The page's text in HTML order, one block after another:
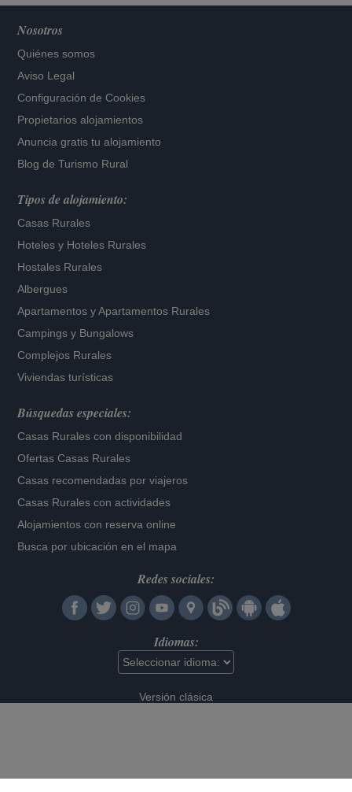
Nosotros
Quiénes somos
Aviso Legal
Configuración de Cookies
Propietarios alojamientos
Anuncia gratis tu alojamiento
Blog de Turismo Rural
Tipos de alojamiento:
Casas Rurales
Hoteles y Hoteles Rurales
Hostales Rurales
Albergues
Apartamentos yApartamentos Rurales
Campings y Bungalows
Complejos Rurales
Viviendas turísticas
Búsquedas especiales:
Casas Rurales con disponibilidad
Ofertas Casas Rurales
Casas recomendadas por viajeros
Casas Rurales con actividades
Alojamientos con reserva online
Busca por ubicación en el mapa
Redes sociales:
Idiomas:
Versión clásica